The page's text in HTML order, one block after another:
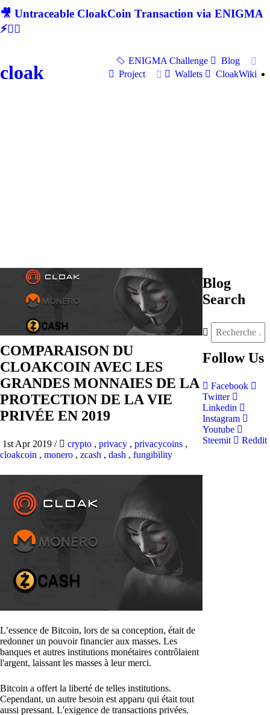
🎥 Untraceable CloakCoin Transaction via ENIGMA
⚡🕵‍♂
cloak
ENIGMA Challenge
Blog
Project
Wallets CloakWiki
COMPARAISON DU
CLOAKCOIN AVEC LES
GRANDES MONNAIES DE LA
PROTECTION DE LA VIE
PRIVÉE EN 2019
1st Apr 2019 / crypto , privacy , privacycoins ,
cloakcoin , monero , zcash , dash , fungibility
L’essence de Bitcoin, lors de sa conception, était de
redonner un pouvoir financier aux masses. Les
banques et autres institutions monétaires contrôlaient
l'argent, laissant les masses à leur merci.
Bitcoin a offert la liberté de telles institutions.
Cependant, un autre besoin est apparu qui était tout
aussi pressant. L'exigence de transactions privées.
Blog
Search
Follow Us
Facebook
Twitter
Linkedin
Instagram
Youtube
Steemit
Reddit